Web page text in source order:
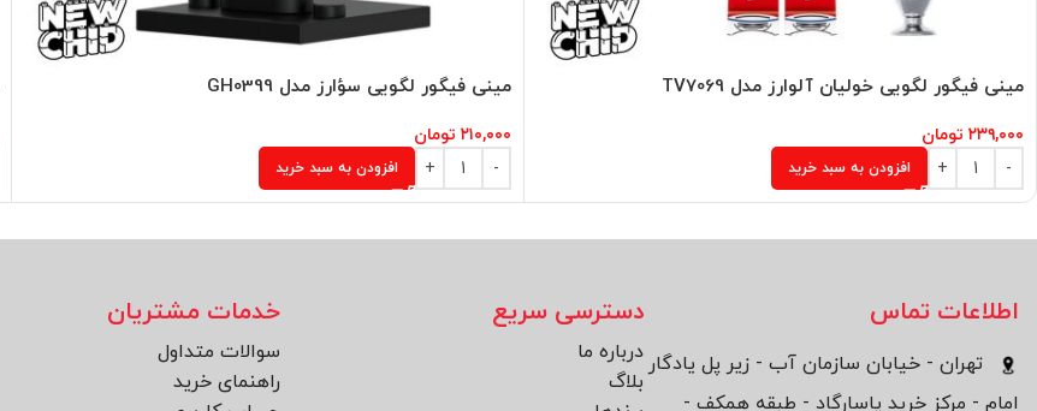
مینی فیگور لگویی خولیان آلوارز مدل TV7069
۲۳۹,۰۰۰ تومان
افزودن به سبد خرید
مینی فیگور لگویی سؤارز مدل GH0399
۲۱۰,۰۰۰ تومان
افزودن به سبد خرید
اطلاعات تماس
تهران - خیابان سازمان آب - زیر پل یادگار
امام - مرکز خرید پاسارگاد - طبقه همکف -
دسترسی سریع
درباره ما
بلاگ
خدمات مشتریان
سوالات متداول
راهنمای خرید